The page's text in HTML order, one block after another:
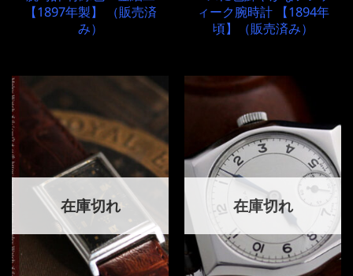
【1897年製】 （販売済
み）
ィーク腕時計 【1894年
頃】（販売済み）
在庫切れ 在庫切れ